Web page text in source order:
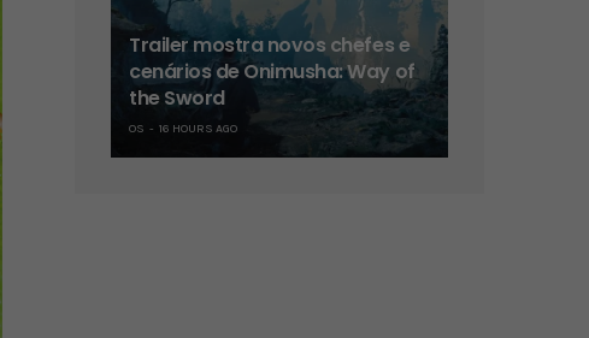
Trailer mostra novos chefes e
cenários de Onimusha: Way of
the Sword
OS 16 HOURS AGO